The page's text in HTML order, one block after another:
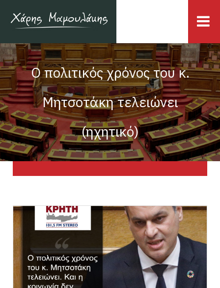
Ο πολιτικός χρόνος του κ.
Μητσοτάκη τελειώνει
(ηχητικό)